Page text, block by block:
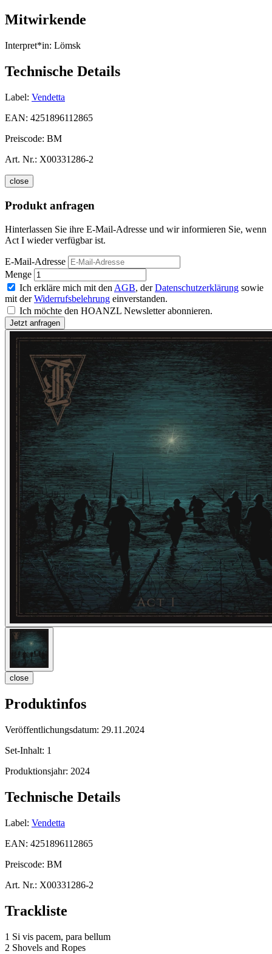
Mitwirkende
Interpret*in: Lömsk
Technische Details
Label: Vendetta
EAN: 4251896112865
Preiscode: BM
Art. Nr.: X00331286-2
close
Produkt anfragen
Hinterlassen Sie ihre E-Mail-Adresse und wir informieren Sie, wenn
Act I wieder verfügbar ist.
E-Mail-Adresse
Menge
Ich erkläre mich mit den AGB, derDatenschutzerklärung sowie
mit derWiderrufsbelehrung einverstanden.
Ich möchte den HOANZL Newsletter abonnieren.
close
Produktinfos
Veröffentlichungsdatum: 29.11.2024
Set-Inhalt: 1
Produktionsjahr: 2024
Technische Details
Label: Vendetta
EAN: 4251896112865
Preiscode: BM
Art. Nr.: X00331286-2
Trackliste
1 Si vis pacem, para bellum
2 Shovels and Ropes